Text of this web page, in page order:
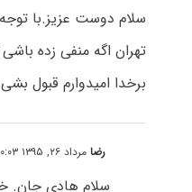
سلام دوست عزیز.با
تهران اگه منفی زده
برخدا امیدوارم قبول بشی
رضامرداد ۲۶, ۱۳۹۵ at ۰:۰۳ ق٫ظ